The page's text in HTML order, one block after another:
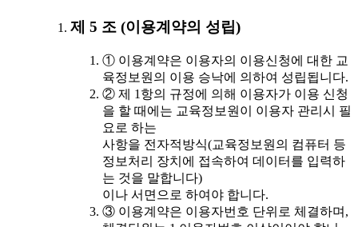
제 5 조 (이용계약의 성립)
① 이용계약은 이용자의 이용신청에 대한 교
육정보원의 이용 승낙에 의하여 성립됩니다.
② 제 1항의 규정에 의해 이용자가 이용 신청
을 할 때에는 교육정보원이 이용자 관리시 필
요로 하는
사항을 전자적방식(교육정보원의 컴퓨터 등
정보처리 장치에 접속하여 데이터를 입력하
는 것을 말합니다)
이나 서면으로 하여야 합니다.
③ 이용계약은 이용자번호 단위로 체결하며,